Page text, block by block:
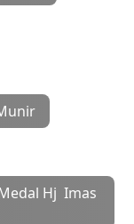
Hj Imas